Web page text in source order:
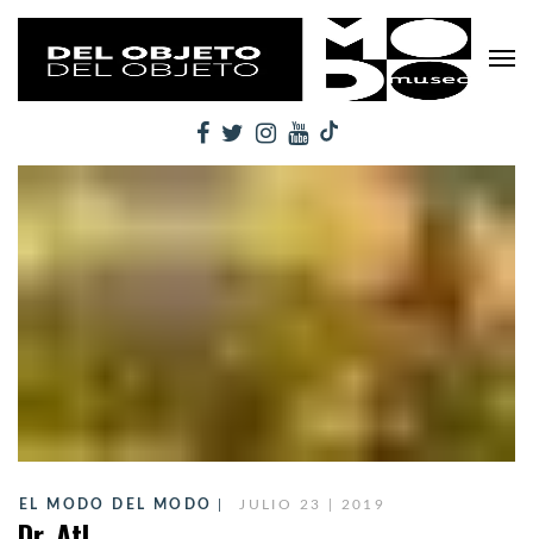
EL MODO DEL MODO JULIO 23 | 2019